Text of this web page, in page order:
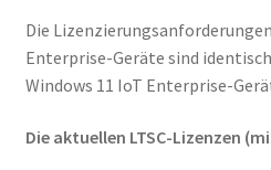
Die
Enterprise-Geräte sind
Windows 11 IoT Enterprise-
Die aktuellen LTSC-Lizenzen